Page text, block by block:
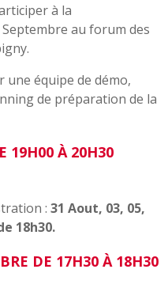
à la
au forum des
équipe de démo,
de préparation de la
19H00 À 20H30
: 31 Aout, 03, 05,
18h30.
DE 17H30 À 18H30